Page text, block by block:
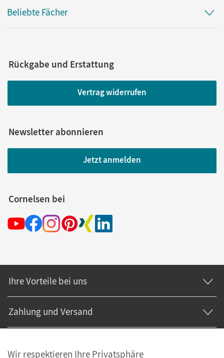
Beliebte Fächer
Rückgabe und Erstattung
Vertrag widerrufen
Newsletter abonnieren
Jetzt anmelden
Cornelsen bei
Ihre Vorteile bei uns
Zahlung und Versand
Wir respektieren Ihre Privatsphäre